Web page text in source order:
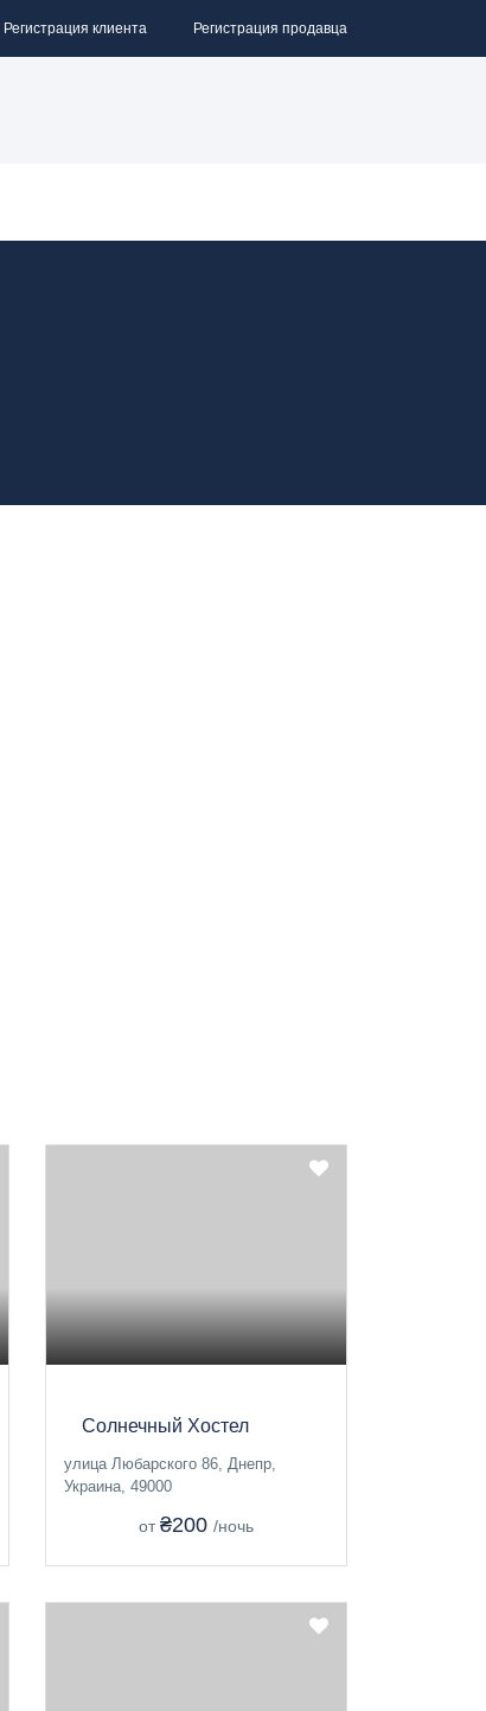
Регистрация клиента Регистрация продавца
Солнечный Хостел
улица Любарского 86, Днепр,
Украина, 49000
от ₴200 /ночь